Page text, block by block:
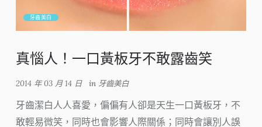
牙齒美白
真惱人！一口黃板牙不敢露齒笑
2014 年 03 月 14 日 in 牙齒美白
牙齒潔白人人喜愛，偏偏有人卻是天生一口黃板牙，不
敢輕易微笑，同時也會影響人際關係；同時會讓別人誤